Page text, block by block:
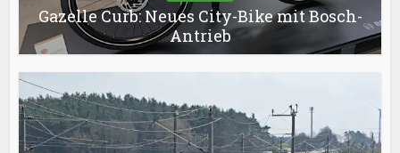
Gazelle Curb: Neues City-Bike mit Bosch-
Antrieb